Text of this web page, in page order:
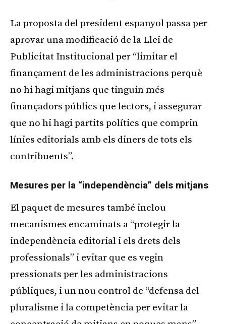
La proposta del president espanyol passa per
aprovar una modificació de la Llei de
Publicitat Institucional per “limitar el
finançament de les administracions perquè
no hi hagi mitjans que tinguin més
finançadors públics que lectors, i assegurar
que no hi hagi partits polítics que comprin
línies editorials amb els diners de tots els
contribuents”.
Mesures per la “independència” dels mitjans
El paquet de mesures també inclou
mecanismes encaminats a “protegir la
independència editorial i els drets dels
professionals” i evitar que es vegin
pressionats per les administracions
públiques, i un nou control de “defensa del
pluralisme i la competència per evitar la